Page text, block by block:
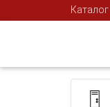
Каталог